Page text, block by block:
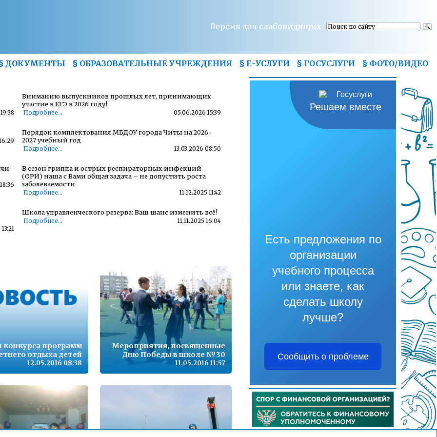
Версия для слабовидящих
ДОКУМЕНТЫ § ОБРАЗОВАТЕЛЬНЫЕ УЧРЕЖДЕНИЯ § Е-УСЛУГИ § ГОСУСЛУГИ § ФОТО/ВИДЕО
Вниманию выпускников прошлых лет, принимающих
участие в ЕГЭ в 2026 году!
Подробнее... 05.06.2026 15:39
Порядок комплектования МБДОУ города Читы на 2026-
2027 учебный год
Подробнее... 13.03.2026 08:50
В сезон гриппа и острых респираторных инфекций
(ОРИ) наша с Вами общая задача – не допустить роста
заболеваемости
Подробнее... 11.12.2025 11:42
Школа управленческого резерва: Ваш шанс изменить всё!
Подробнее... 11.11.2025 16:04
Телефон горячей линии по вопросам организации и
проведения государственной итоговой аттестации по
образовательным программам основного общего
образования и среднего общего образования - 35-30-21
15.10.2021 13:17
Горячая линия по вопросам школьного образования – 35-
Подробнее... 24.09.2020 13:09
конкурса программ
отдыха детей
12.05.2016 08:38
Мероприятия, посвященные
Дню Победы в школе №30
11.05.2016 11:57
Решаем вместе
Есть предложения по
организации
учебного процесса
или знаете, как
сделать школу
лучше?
Сообщить о проблеме